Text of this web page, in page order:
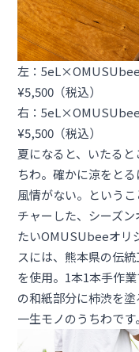
左：
¥5,500（税込）
右：
¥5,500（税込）
夏になると、いたる
ちわ。確かに涼をと
風情がない。という
チャーした、シーズ
たいOMUSUbeeオリ
スには、熊本県の伝
を使用。1本1本手作
の和紙部分に柿渋を塗
一生モノのうちわです。